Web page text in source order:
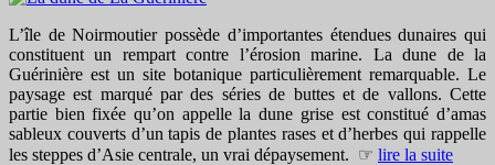
L’île de Noirmoutier possède d’importantes étendues dunaires qui
constituent un rempart contre l’érosion marine. La dune de la
Guérinière est un site botanique particulièrement remarquable. Le
paysage est marqué par des séries de buttes et de vallons. Cette
partie bien fixée qu’on appelle la dune grise est constitué d’amas
sableux couverts d’un tapis de plantes rases et d’herbes qui rappelle
les steppes d’Asie centrale, un vrai dépaysement. ☞ lire la suite